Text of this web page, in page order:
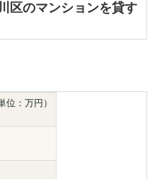
区のマンションを貸す
位：万円）